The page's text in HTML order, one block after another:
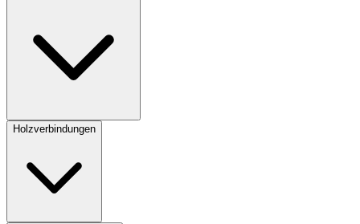
Holzverbindungen